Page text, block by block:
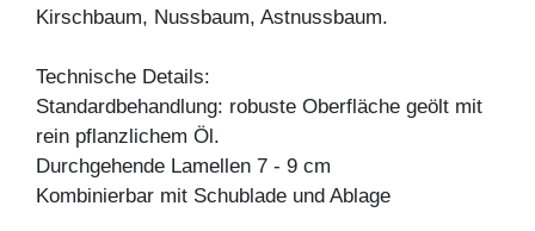
Kirschbaum, Nussbaum, Astnussbaum.
Technische Details:
Standardbehandlung: robuste Oberfläche geölt mit
rein pflanzlichem Öl.
Durchgehende Lamellen 7 - 9 cm
Kombinierbar mit Schublade und Ablage